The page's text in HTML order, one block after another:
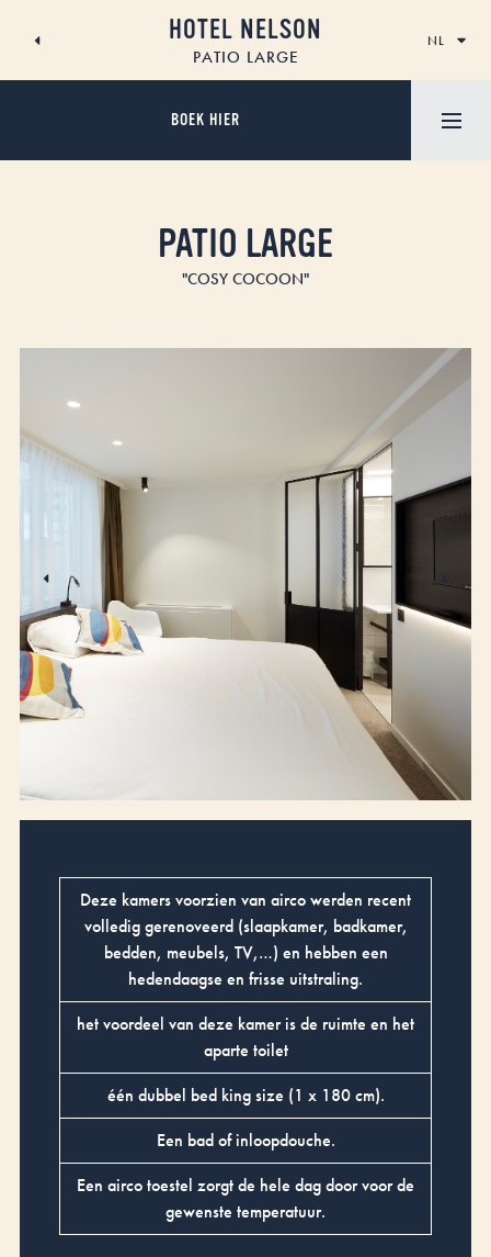
CONTENT
HOTEL NELSON
PATIO LARGE
NL
BOEK HIER
PATIO LARGE
"COSY COCOON"
Deze kamers voorzien van airco werden recent
volledig gerenoveerd (slaapkamer, badkamer,
bedden, meubels, TV,…) en hebben een
hedendaagse en frisse uitstraling.
het voordeel van deze kamer is de ruimte en het
aparte toilet
één dubbel bed king size (1 x 180 cm).
Een bad of inloopdouche.
Een airco toestel zorgt de hele dag door voor de
gewenste temperatuur.